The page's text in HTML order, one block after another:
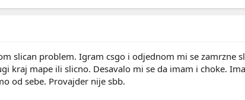
slican problem. Igram csgo i odjednom mi se zamrzne
kraj mape ili slicno. Desavalo mi se da imam i choke.
od sebe. Provajder nije sbb.